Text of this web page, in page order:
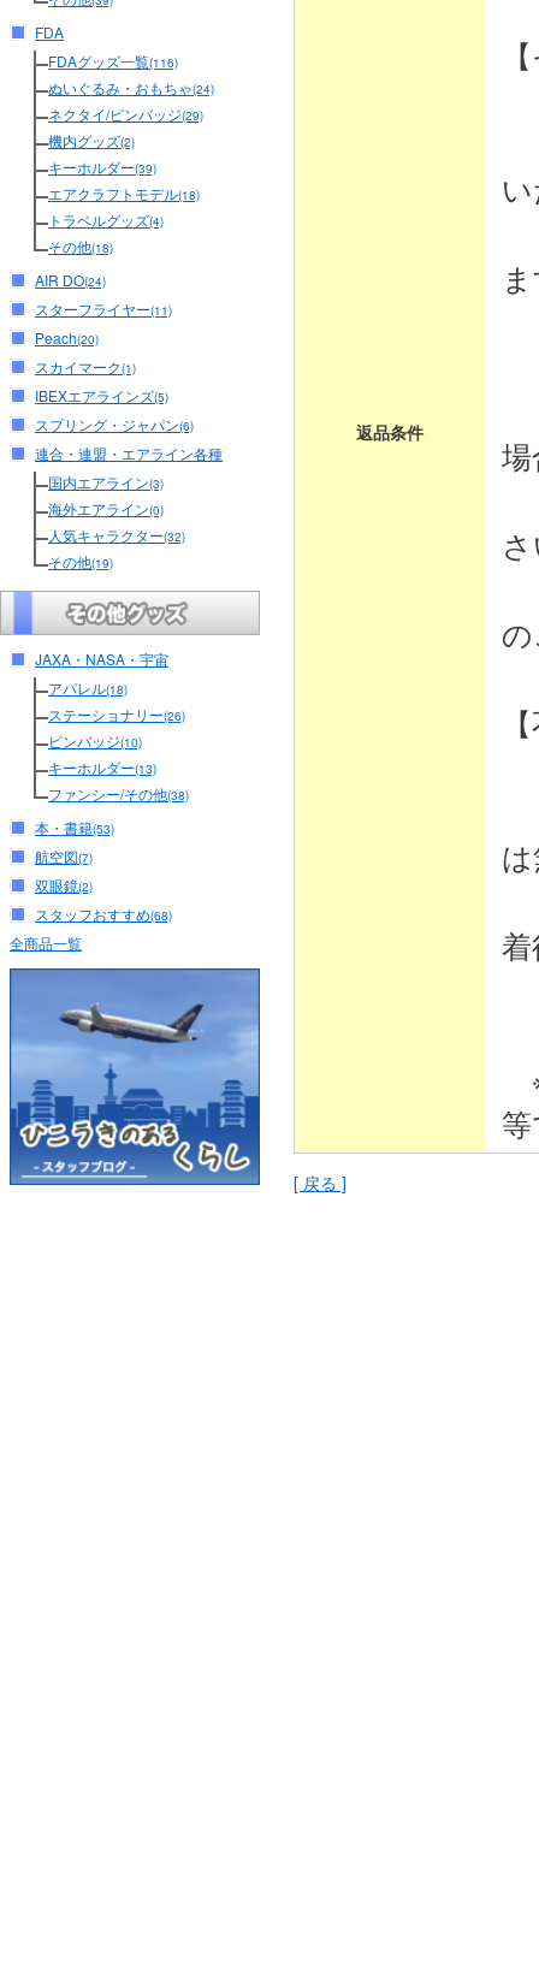
FDA
FDAグッズ一覧(116)
ぬいぐるみ・おもちゃ(24)
ネクタイ/ピンバッジ(29)
機内グッズ(2)
キーホルダー(39)
エアクラフトモデル(18)
トラベルグッズ(4)
その他(18)
AIR DO(24)
スターフライヤー(11)
Peach(20)
スカイマーク(1)
IBEXエアラインズ(5)
スプリング・ジャパン(6)
連合・連盟・エアライン各種
国内エアライン(3)
海外エアライン(0)
人気キャラクター(32)
その他(19)
JAXA・NASA・宇宙
アパレル(18)
ステーショナリー(26)
ピンバッジ(10)
キーホルダー(13)
ファンシー/その他(38)
本・書籍(53)
航空図(7)
双眼鏡(2)
スタッフおすすめ(68)
全商品一覧
返品条件
[ 戻る ]